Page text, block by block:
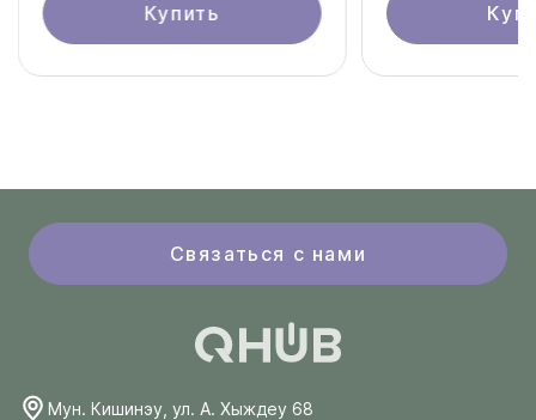
Купить
Связаться с нами
Мун. Кишинэу, ул. А. Хыждеу 68